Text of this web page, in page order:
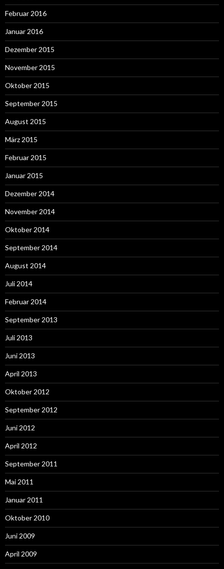
Februar 2016
Januar 2016
Dezember 2015
November 2015
Oktober 2015
September 2015
August 2015
März 2015
Februar 2015
Januar 2015
Dezember 2014
November 2014
Oktober 2014
September 2014
August 2014
Juli 2014
Februar 2014
September 2013
Juli 2013
Juni 2013
April 2013
Oktober 2012
September 2012
Juni 2012
April 2012
September 2011
Mai 2011
Januar 2011
Oktober 2010
Juni 2009
April 2009